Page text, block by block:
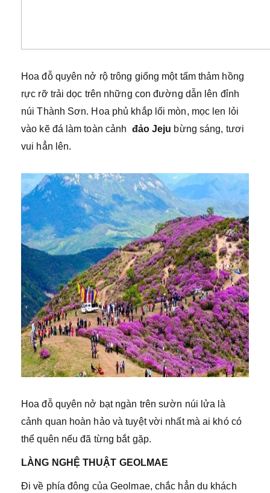
Hoa đỗ quyên nở rộ trông giống một tấm thảm hồng
rực rỡ trải dọc trên những con đường dẫn lên đỉnh
núi Thành Sơn. Hoa phủ khắp lối mòn, mọc len lỏi
vào kẽ đá làm toàn cảnh đảo Jeju bừng sáng, tươi
vui hẳn lên.
Hoa đỗ quyên nở bạt ngàn trên sườn núi lửa là
cảnh quan hoàn hảo và tuyệt vời nhất mà ai khó có
thể quên nếu đã từng bắt gặp.
LÀNG NGHỆ THUẬT GEOLMAE
Đi về phía đông của Geolmae, chắc hẳn du khách